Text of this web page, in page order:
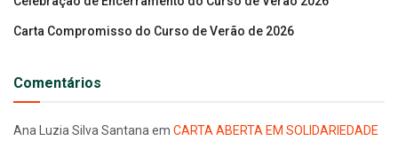
Carta Compromisso do Curso de Verão de 2026
Comentários
Ana Luzia Silva Santana em CARTA ABERTA EM SOLIDARIEDADE